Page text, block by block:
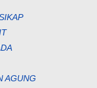
AGUNG